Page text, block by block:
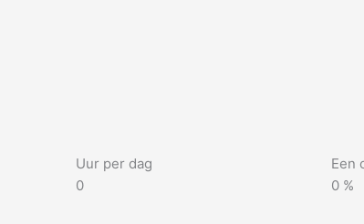
Uur per dag
0
Een
0 %